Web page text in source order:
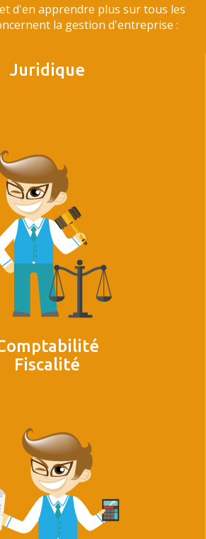
d'en apprendre plus sur tous les
la gestion d'entreprise :
Juridique
Fiscalité